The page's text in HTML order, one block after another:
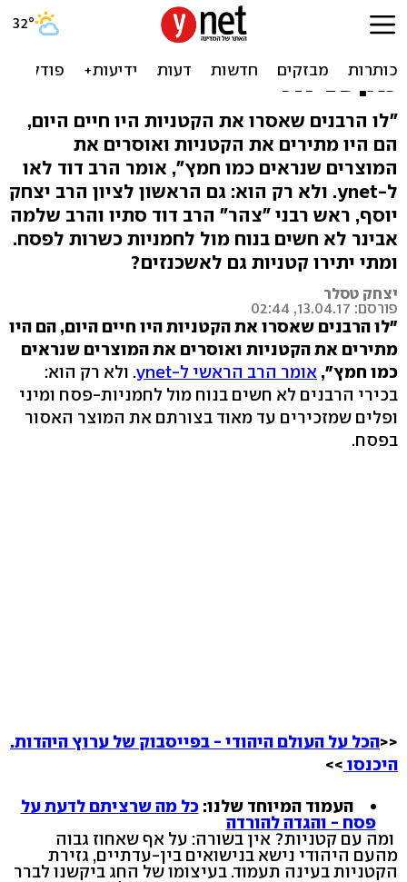
הרב הראשי: מוצרים שנראים
כמו חמץ - חמור יותר
מקטניות
"לו הרבנים שאסרו את הקטניות היו חיים היום,
הם היו מתירים את הקטניות ואוסרים את
המוצרים שנראים כמו חמץ", אומר הרב דוד לאו
ל-ynet. ולא רק הוא: גם הראשון לציון הרב יצחק
יוסף, ראש רבני "צהר" הרב דוד סתיו והרב שלמה
אבינר לא חשים בנוח מול לחמניות כשרות לפסח.
ומתי יתירו קטניות גם לאשכנזים?
יצחק טסלר
פורסם: 13.04.17, 02:44
"לו הרבנים שאסרו את הקטניות היו חיים היום, הם היו
מתירים את הקטניות ואוסרים את המוצרים שנראים
כמו חמץ", אומר הרב הראשי ל-ynet
. ולא רק הוא:
בכירי הרבנים לא חשים בנוח מול לחמניות-פסח ומיני
ופלים שמזכירים עד מאוד בצורתם את המוצר האסור
בפסח.
<<הכל על העולם היהודי - בפייסבוק של ערוץ היהדות.
היכנסו >>
העמוד המיוחד שלנו:כל מה שרציתם לדעת על
פסח - והגדה להורדה
ומה עם קטניות? אין בשורה: על אף שאחוז גבוה
מהעם היהודי נישא בנישואים בין-עדתיים, גזירת
הקטניות בעינה תעמוד. בעיצומו של החג ביקשנו לברר